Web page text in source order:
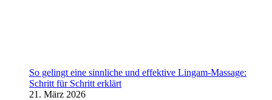
So gelingt eine sinnliche und effektive Lingam-Massage:
Schritt für Schritt erklärt
21. März 2026